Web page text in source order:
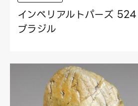
インペリアルトパーズ 524
ブラジル